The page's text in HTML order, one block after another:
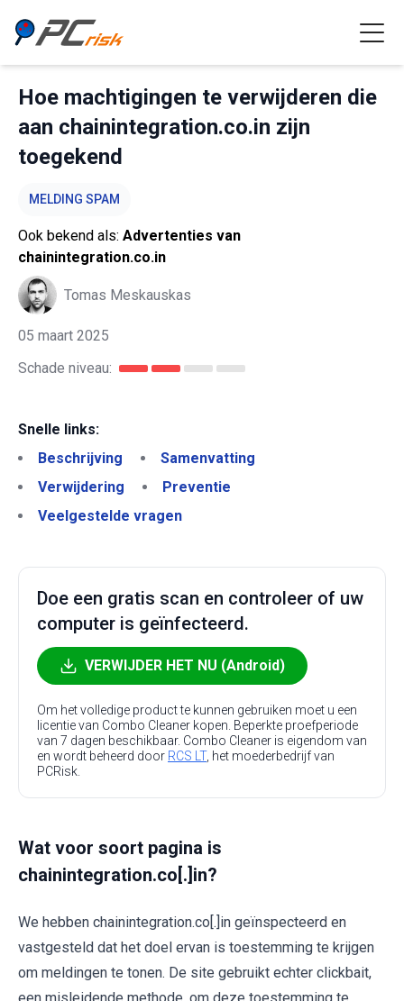
Hoe machtigingen te verwijderen die
aan chainintegration.co.in zijn
toegekend
MELDING SPAM
Ook bekend als: Advertenties van
chainintegration.co.in
Tomas Meskauskas
05 maart 2025
Schade niveau:
Snelle links:
Beschrijving
Samenvatting
Verwijdering
Preventie
Veelgestelde vragen
Doe een gratis scan en controleer of uw
computer is geïnfecteerd.
VERWIJDER HET NU (Android)
Om het volledige product te kunnen gebruiken moet u een
licentie van Combo Cleaner kopen. Beperkte proefperiode
van 7 dagen beschikbaar. Combo Cleaner is eigendom van
en wordt beheerd door RCS LT, het moederbedrijf van
PCRisk.
Wat voor soort pagina is
chainintegration.co[.]in?
We hebben chainintegration.co[.]in geïnspecteerd en
vastgesteld dat het doel ervan is toestemming te krijgen
om meldingen te tonen. De site gebruikt echter clickbait,